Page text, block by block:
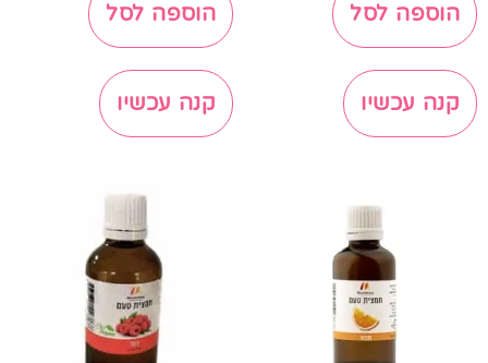
הוספה לסל
קנה עכשיו
הוספה לסל
קנה עכשיו